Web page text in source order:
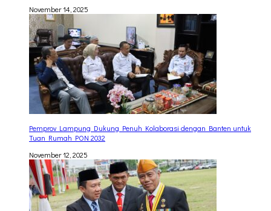
November 14, 2025
Pemprov Lampung Dukung Penuh Kolaborasi dengan Banten untuk
Tuan Rumah PON 2032
November 12, 2025